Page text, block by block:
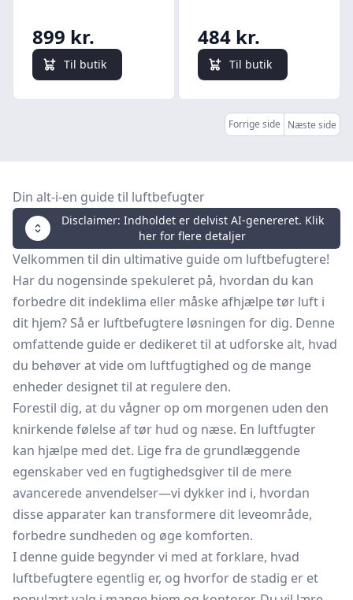
899 kr.
Til butik
484 kr.
Til butik
Forrige side Næste side
Din alt-i-en guide til luftbefugter
Disclaimer: Indholdet er delvist AI-genereret. Klik
her for flere detaljer
Velkommen til din ultimative guide om luftbefugtere!
Har du nogensinde spekuleret på, hvordan du kan
forbedre dit indeklima eller måske afhjælpe tør luft i
dit hjem? Så er luftbefugtere løsningen for dig. Denne
omfattende guide er dedikeret til at udforske alt, hvad
du behøver at vide om luftfugtighed og de mange
enheder designet til at regulere den.
Forestil dig, at du vågner op om morgenen uden den
knirkende følelse af tør hud og næse. En luftfugter
kan hjælpe med det. Lige fra de grundlæggende
egenskaber ved en fugtighedsgiver til de mere
avancerede anvendelser—vi dykker ind i, hvordan
disse apparater kan transformere dit leveområde,
forbedre sundheden og øge komforten.
I denne guide begynder vi med at forklare, hvad
luftbefugtere egentlig er, og hvorfor de stadig er et